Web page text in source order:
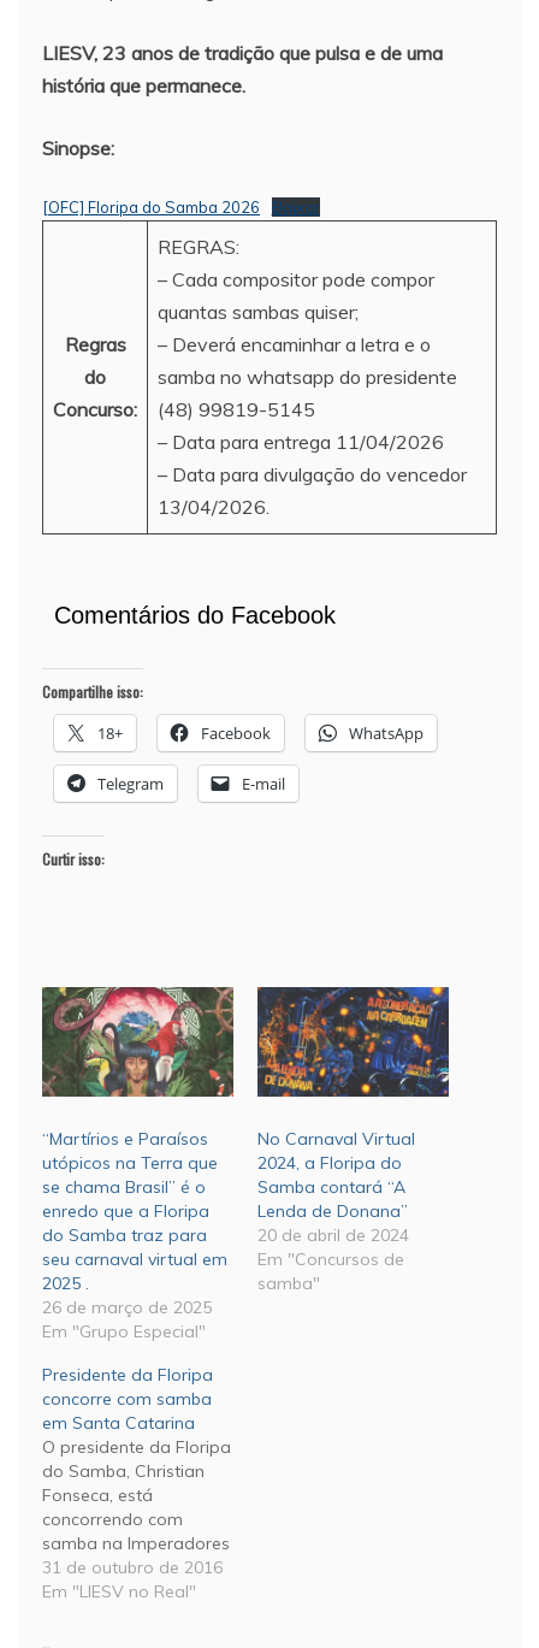
LIESV, 23 anos de tradição que pulsa e de uma
história que permanece.
Sinopse:
[OFC] Floripa do Samba 2026 Baixar
Regras
do
Concurso:
REGRAS:
– Cada compositor pode compor
quantas sambas quiser;
– Deverá encaminhar a letra e o
samba no whatsapp do presidente
(48) 99819-5145
– Data para entrega 11/04/2026
– Data para divulgação do vencedor
13/04/2026.
Comentários do Facebook
Compartilhe isso:
18+ Facebook WhatsApp
Telegram E-mail
Curtir isso:
“Martírios e Paraísos
utópicos na Terra que
se chama Brasil” é o
enredo que a Floripa
do Samba traz para
seu carnaval virtual em
2025 .
26 de março de 2025
Em "Grupo Especial"
No Carnaval Virtual
2024, a Floripa do
Samba contará “A
Lenda de Donana”
20 de abril de 2024
Em "Concursos de
samba"
Presidente da Floripa
concorre com samba
em Santa Catarina
O presidente da Floripa
do Samba, Christian
Fonseca, está
concorrendo com
samba na Imperadores
de Jurerê, que fará em
2017 seu segundo
31 de outubro de 2016
Em "LIESV no Real"